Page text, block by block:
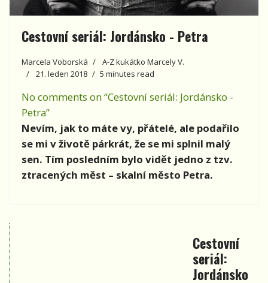
Cestovní seriál: Jordánsko - Petra
Marcela Voborská
A-Z kukátko Marcely V.
21. leden 2018
5 minutes read
No comments on “Cestovní seriál: Jordánsko -
Petra”
Nevím, jak to máte vy, přátelé, ale podařilo
se mi v životě párkrát, že se mi splnil malý
sen. Tím posledním bylo vidět jedno z tzv.
ztracených měst – skalní město Petra.
Cestovní
seriál:
Jordánsko